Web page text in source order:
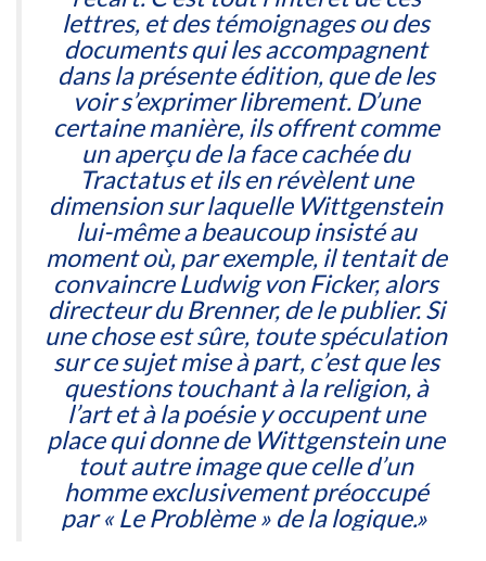
lettres, et des témoignages ou des
documents qui les accompagnent
dans la présente édition, que de les
voir s’exprimer librement. D’une
certaine manière, ils offrent comme
un aperçu de la face cachée du
Tractatuset ils en révèlent une
dimension sur laquelle Wittgenstein
lui-même a beaucoup insisté au
moment où, par exemple, il tentait de
convaincre Ludwig von Ficker, alors
directeur du Brenner, de le publier. Si
une chose est sûre, toute spéculation
sur ce sujet mise à part, c’est que les
questions touchant à la religion, à
l’art et à la poésie y occupent une
place qui donne de Wittgenstein une
tout autre image que celle d’un
homme exclusivement préoccupé
par « Le Problème » de la logique.»